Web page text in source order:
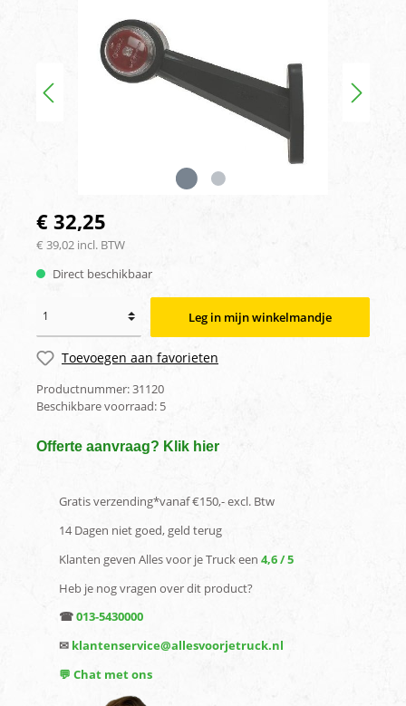
€ 32,25
€ 39,02 incl. BTW
Direct beschikbaar
Leg in mijn winkelmandje
Toevoegen aan favorieten
Productnummer:31120
Beschikbare voorraad: 5
Offerte aanvraag? Klik hier
Gratis verzending*vanaf €150,- excl. Btw
14 Dagen niet goed, geld terug
Klanten geven Alles voor je Truck een 4,6 / 5
Heb je nog vragen over dit product?
☎013-5430000
✉ klantenservice@allesvoorjetruck.nl
💬 Chat met ons